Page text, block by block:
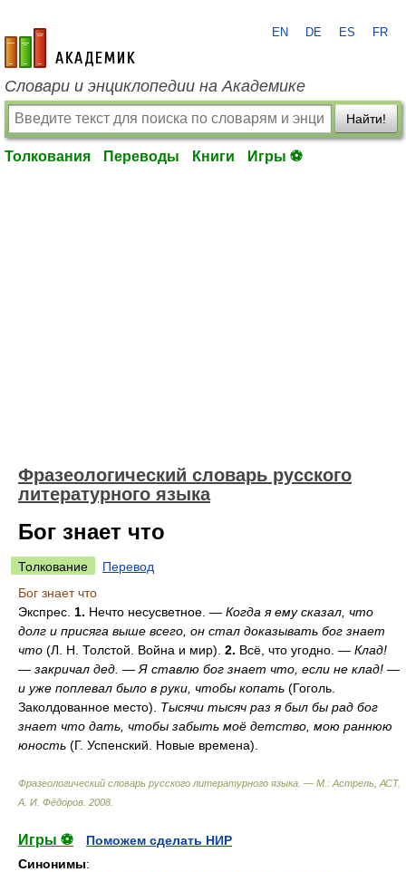
academic.ru
EN DE ES FR
Словари и энциклопедии на Академике
Найти!
Толкования Переводы Книги Игры ⚽
Фразеологический словарь русского
литературного языка
Бог знает что
Толкование
Перевод
Бог знает что
Экспрес. 1. Нечто несусветное. — Когда я ему сказал, что
долг и присяга выше всего, он стал доказывать бог знает
что (Л. Н. Толстой. Война и мир). 2. Всё, что угодно. — Клад!
— закричал дед. — Я ставлю бог знает что, если не клад! —
и уже поплевал было в руки, чтобы копать (Гоголь.
Заколдованное место). Тысячи тысяч раз я был бы рад бог
знает что дать, чтобы забыть моё детство, мою раннюю
юность (Г. Успенский. Новые времена).
Фразеологический словарь русского литературного языка. — М.: Астрель, АСТ.
А. И. Фёдоров 2008
Игры ⚽
Поможем сделать НИР
Синонимы: